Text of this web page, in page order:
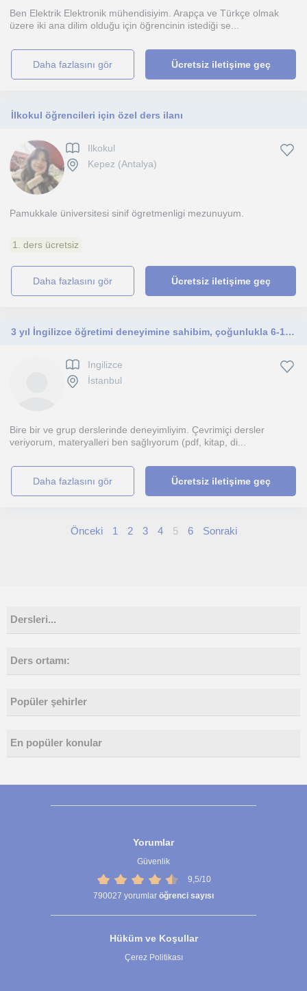
Ben Elektrik Elektronik mühendisiyim. Arapça ve Türkçe olmak
üzere iki ana dilim olduğu için öğrencinin istediği se...
daha fazlasını gör Ücretsiz iletişime geç
İlkokul öğrencileri için özel ders ilanı
Ilkokul
Kepez (Antalya)
Pamukkale üniversitesi sinif ögretmenligi mezunuyum.
1. ders ücretsiz
daha fazlasını gör Ücretsiz iletişime geç
3 yıl İngilizce öğretimi deneyimine sahibim, çoğunlukla 6-12 yaş arası çocuklara ders veriyorum.
Ingilizce
İstanbul
Bire bir ve grup derslerinde deneyimliyim. Çevrimiçi dersler
veriyorum, materyalleri ben sağlıyorum (pdf, kitap, di...
daha fazlasını gör Ücretsiz iletişime geç
Önceki 1 2 3 4 5 6 Sonraki
Dersleri...
Ders ortamı:
Popüler şehirler
En popüler konular
Yorumlar
Güvenlik
9,5/10
790027 yorumlar öğrenci sayısı
Hüküm ve Koşullar
Çerez Politikası